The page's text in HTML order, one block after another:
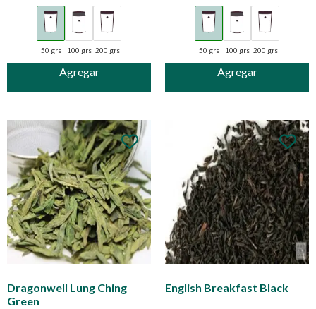
Agregar
50 grs 100 grs 200 grs
Agregar
50 grs 100 grs 200 grs
Dragonwell Lung Ching
Green
English Breakfast Black